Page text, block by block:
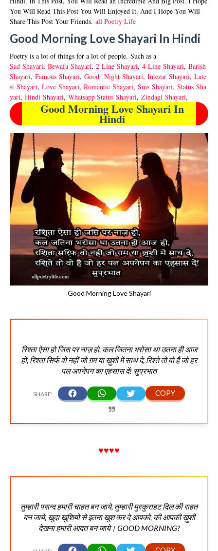
You Will Read This Post You Will Enjoyed It. And I Hope You Will
Share This Post Your Friends. all Poetry Life
Good Morning Love Shayari In Hindi
Poetry is a lot of things for a lot of people. Such as a
Sad Shayari, Bewafa Shayari, 2 Line Shayari, 4 Line Shayari, Barish
Shayari, Famous Shayari, Good Night Shayari, Intezar Shayari, Late
st Shayari, Love Shayari, Romantic Shayari, Sms Shayari, Status Sha
yari, Hindi Shayari, Whatsapp Status Shayari, Zindagi Shayari,
Good Morning Love Shayari In
Hindi
Good Morning Love Shayari
रिश्ता ऐसा हो जिस पर नाज़ हो, कल जितना भरोसा था उतना ही आज
हो, रिश्ता सिर्फ वो नहीं जो ग़म या ख़ुशी में साथ दे, रिश्ते तो वो हैं जो हर
पल अपनेपन का एहसास दें! सुप्रभात
♥♥♥♥
तुम्हारी पसन्द हमारी चाहत बन जाये, तुम्हारी मुस्कुराहट दिल की राहत
बन जाये, खुदा खुशियो से इतना खुश कर दे आपको, की आपकी ख़ुशी
देखना हमारी आदत बन जाये। GOOD MORNING?